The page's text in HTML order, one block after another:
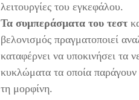
λειτουργίες του εγκεφάλου.
Τα συμπεράσματα του τεστ
βελονισμός πραγματοποιεί
καταφέρνει να υποκινήσει τα
κυκλώματα τα οποία παράγουν
τη μορφίνη.